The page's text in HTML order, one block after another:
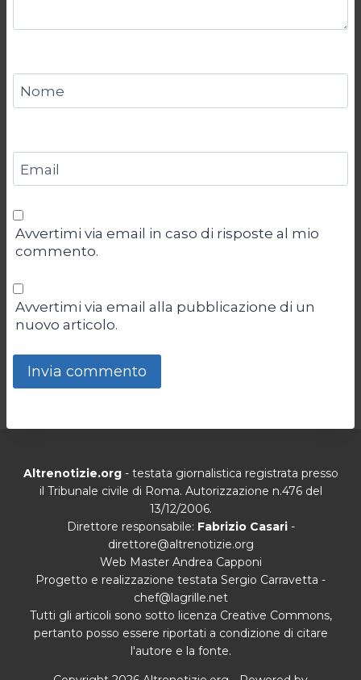
Nome
Email
Avvertimi via email in caso di risposte al mio
commento.
Avvertimi via email alla pubblicazione di un
nuovo articolo.
Altrenotizie.org- testata giornalistica registrata presso
il Tribunale civile di Roma. Autorizzazione n.476 del
13/12/2006.
Direttore responsabile: Fabrizio Casari-
direttore@altrenotizie.org
Web Master Andrea Capponi
Progetto e realizzazione testata Sergio Carravetta -
chef@lagrille.net
Tutti gli articoli sono sotto licenza Creative Commons,
pertanto posso essere riportati a condizione di citare
l'autore e la fonte.